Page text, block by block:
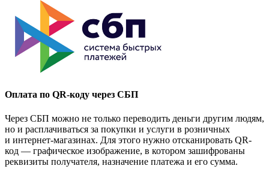
Оплата по QR-коду через СБП
Через СБП можно не только переводить деньги другим людям,
но и расплачиваться за покупки и услуги в розничных
и интернет-магазинах. Для этого нужно отсканировать QR-
код — графическое изображение, в котором зашифрованы
реквизиты получателя, назначение платежа и его сумма.